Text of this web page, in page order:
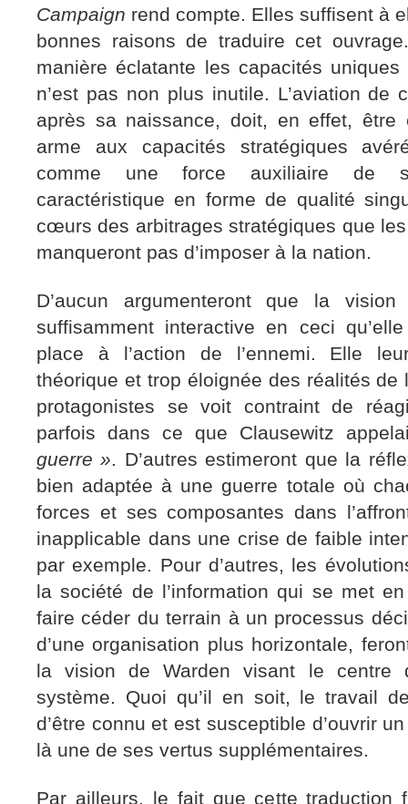
Campaign rend compte. Elles suffisent à
bonnes raisons de traduire cet
manière éclatante les capacités uniques
n’est pas non plus inutile. L’aviation de
après sa naissance, doit, en effet, être
arme aux capacités stratégiques
comme une force auxiliaire de
caractéristique en forme de qualité
cœurs des arbitrages stratégiques que
manqueront pas d’imposer à la nation.
D’aucun argumenteront que la
suffisamment interactive en ceci
place à l’action de l’ennemi. Elle
théorique et trop éloignée des réalités
protagonistes se voit contraint de
parfois dans ce que Clausewitz
guerre ». D’autres estimeront que la
bien adaptée à une guerre totale où
forces et ses composantes dans
inapplicable dans une crise de faible
par exemple. Pour d’autres, les
la société de l’information qui se met
faire céder du terrain à un processus
d’une organisation plus horizontale,
la vision de Warden visant le centre
système. Quoi qu’il en soit, le travail
d’être connu et est susceptible d’ouvrir
là une de ses vertus supplémentaires.
Par ailleurs, le fait que cette traduction